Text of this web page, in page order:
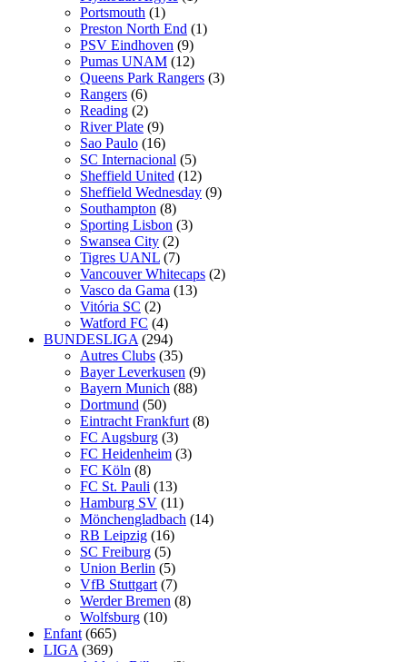
Portsmouth (1)
Preston North End (1)
PSV Eindhoven (9)
Pumas UNAM (12)
Queens Park Rangers (3)
Rangers (6)
Reading (2)
River Plate (9)
Sao Paulo (16)
SC Internacional (5)
Sheffield United (12)
Sheffield Wednesday (9)
Southampton (8)
Sporting Lisbon (3)
Swansea City (2)
Tigres UANL (7)
Vancouver Whitecaps (2)
Vasco da Gama (13)
Vitória SC (2)
Watford FC (4)
BUNDESLIGA (294)
Autres Clubs (35)
Bayer Leverkusen (9)
Bayern Munich (88)
Dortmund (50)
Eintracht Frankfurt (8)
FC Augsburg (3)
FC Heidenheim (3)
FC Köln (8)
FC St. Pauli (13)
Hamburg SV (11)
Mönchengladbach (14)
RB Leipzig (16)
SC Freiburg (5)
Union Berlin (5)
VfB Stuttgart (7)
Werder Bremen (8)
Wolfsburg (10)
Enfant (665)
LIGA (369)